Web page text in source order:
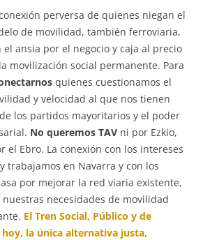
perversa de quienes niegan el
de movilidad, también ferroviaria,
ansia por el negocio y caja al precio
movilización social permanente. Para
quienes cuestionamos el
y velocidad al que nos tienen
los partidos mayoritarios y el poder
No queremos TAV ni por Ezkio,
el Ebro. La conexión con los intereses
trabajamos en Navarra y con los
por mejorar la red viaria existente,
necesidades de movilidad
El Tren Social, Público y de
hoy, la única alternativa justa,